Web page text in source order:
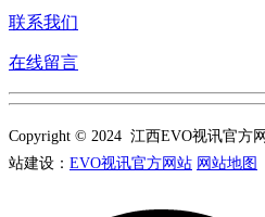
联系我们
在线留言
Copyright © 2024 江西EVO视讯官方
站建设： EVO视讯官方网站 网站地图